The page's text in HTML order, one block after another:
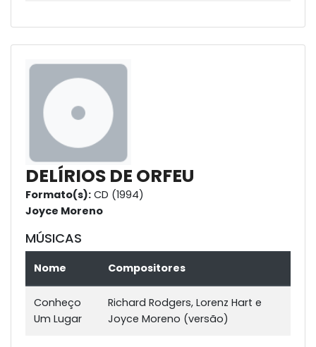
DELÍRIOS DE ORFEU
Formato(s): CD (1994)
Joyce Moreno
MÚSICAS
Nome Compositores
Conheço
Um Lugar
Richard Rodgers, Lorenz Hart e
Joyce Moreno (versão)